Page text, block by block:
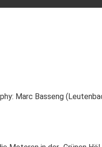
Marc Basseng